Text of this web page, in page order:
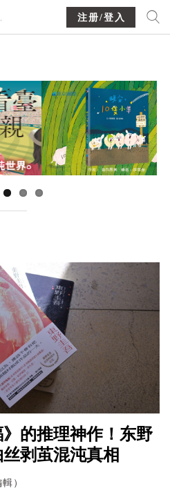
注册/登入
的推理神作！东野
剥茧混沌真相
）